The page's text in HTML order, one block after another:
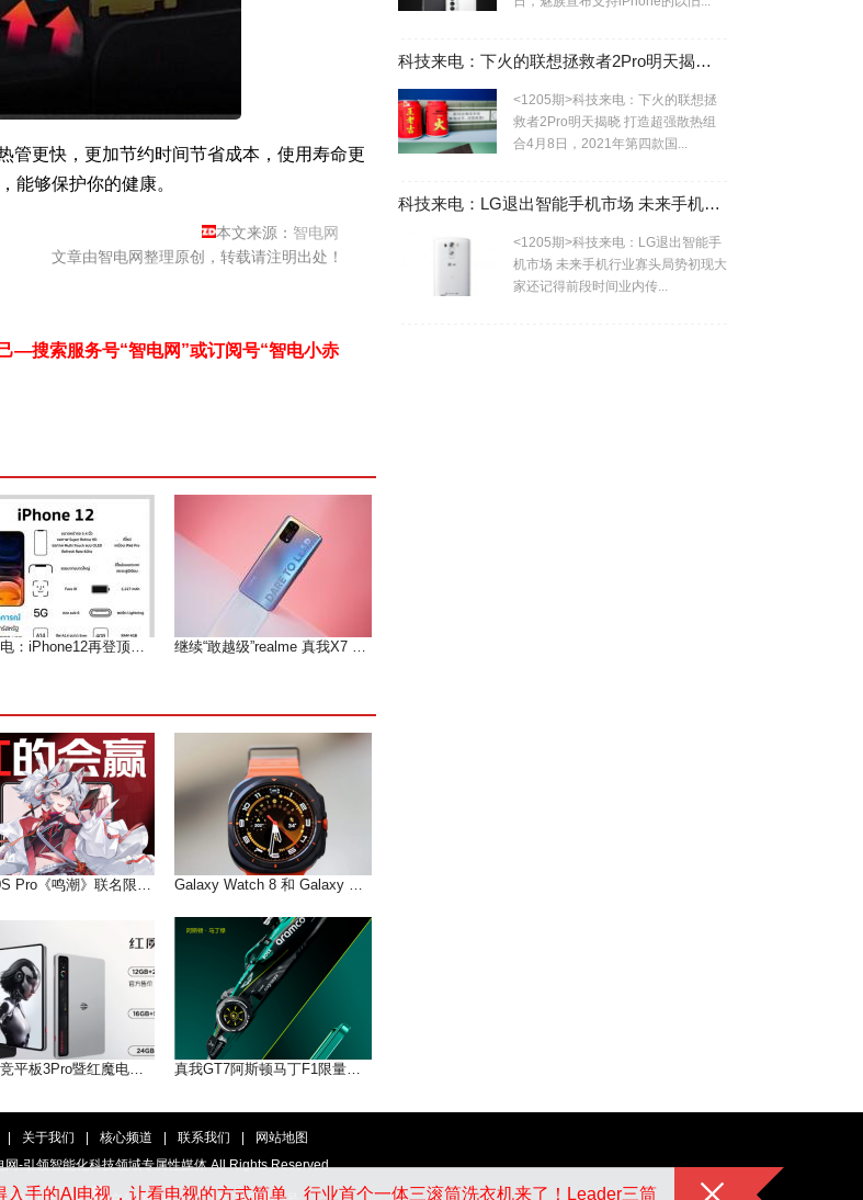
管更快，更加节约时间节省成本，使用寿命更
能够保护你的健康。
本文来源： 智电网
文章由智电网整理原创，转载请注明出处！
—搜索服务号“智电网”或订阅号“智电小赤
科技来电：iPhone12再登顶微博热搜 果粉们等到痴狂 继续“敢越级”realme 真我X7 Pro深度体验测评报告
红魔10S Pro《鸣潮》联名限定版16GB+512GB国补到手价5499元 Galaxy Watch 8 和 Galaxy Watch Ultra 的设计和颜色曝光
红魔电竞平板3Pro暨红魔电竞宇宙新品一览 真我GT7阿斯顿马丁F1限量版 国补到手价3799元
科技来电：下火的联想拯救者2Pro明天揭晓 打造超强散热组合
<1205期>科技来电：下火的联想拯
救者2Pro明天揭晓 打造超强散热组
合4月8日，2021年第四款国...
科技来电：LG退出智能手机市场 未来手机行业寡头局势初现
<1205期>科技来电：LG退出智能手
机市场 未来手机行业寡头局势初现大
家还记得前段时间业内传...
入手的AI电视，让看电视的方式简单 行业首个一体三滚筒洗衣机来了！Leader三筒
关于我们 核心频道 联系我们
网站地图
网-引领智能化科技领域专属性媒体 All Rights Reserved